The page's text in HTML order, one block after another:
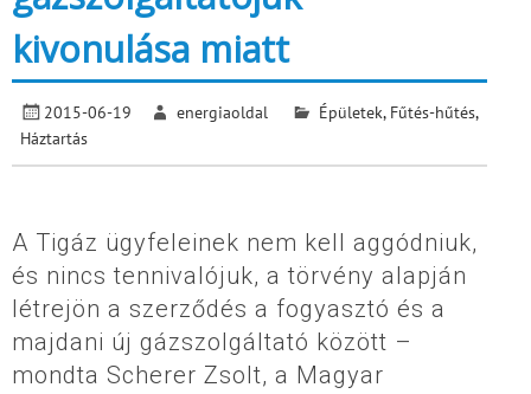
kivonulása miatt
2015-06-19 energiaoldal Épületek, Fűtés-hűtés,
Háztartás
A Tigáz ügyfeleinek nem kell aggódniuk,
és nincs tennivalójuk, a törvény alapján
létrejön a szerződés a fogyasztó és a
majdani új gázszolgáltató között –
mondta Scherer Zsolt, a Magyar